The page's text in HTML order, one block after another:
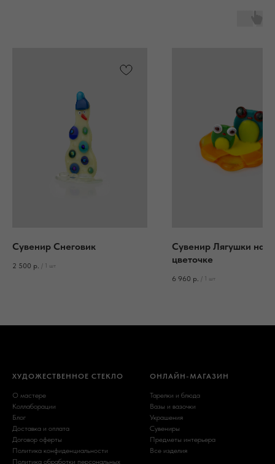
Сувенир Снеговик
2 500 р. / 1 шт
Сувенир Лягушки на
цветочке
6 960 р. / 1 шт
ХУДОЖЕСТВЕННОЕ СТЕКЛО
О мастере
Коллаборации
Блог
Доставка и оплата
Договор оферты
Политика конфиденциальности
Политика обработки персональных
ОНЛАЙН-МАГАЗИН
Тарелки и блюда
Вазы и вазочки
Украшения
Сувениры
Предметы интерьера
Все изделия